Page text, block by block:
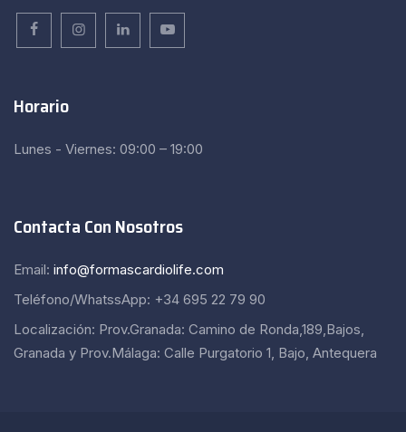
Horario
Lunes - Viernes: 09:00 – 19:00
Contacta Con Nosotros
Email: info@formascardiolife.com
Teléfono/WhatssApp: +34 695 22 79 90
Localización: Prov.Granada: Camino de Ronda,189,Bajos,
Granada y Prov.Málaga: Calle Purgatorio 1, Bajo, Antequera